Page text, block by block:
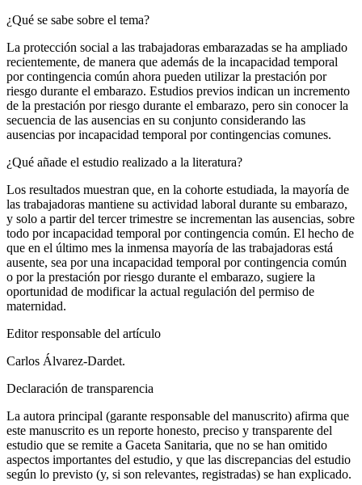
¿Qué se sabe sobre el tema?
La protección social a las trabajadoras embarazadas se ha ampliado
recientemente, de manera que además de la incapacidad temporal
por contingencia común ahora pueden utilizar la prestación por
riesgo durante el embarazo. Estudios previos indican un incremento
de la prestación por riesgo durante el embarazo, pero sin conocer la
secuencia de las ausencias en su conjunto considerando las
ausencias por incapacidad temporal por contingencias comunes.
¿Qué añade el estudio realizado a la literatura?
Los resultados muestran que, en la cohorte estudiada, la mayoría de
las trabajadoras mantiene su actividad laboral durante su embarazo,
y solo a partir del tercer trimestre se incrementan las ausencias, sobre
todo por incapacidad temporal por contingencia común. El hecho de
que en el último mes la inmensa mayoría de las trabajadoras está
ausente, sea por una incapacidad temporal por contingencia común
o por la prestación por riesgo durante el embarazo, sugiere la
oportunidad de modificar la actual regulación del permiso de
maternidad.
Editor responsable del artículo
Carlos Álvarez-Dardet.
Declaración de transparencia
La autora principal (garante responsable del manuscrito) afirma que
este manuscrito es un reporte honesto, preciso y transparente del
estudio que se remite a Gaceta Sanitaria, que no se han omitido
aspectos importantes del estudio, y que las discrepancias del estudio
según lo previsto (y, si son relevantes, registradas) se han explicado.